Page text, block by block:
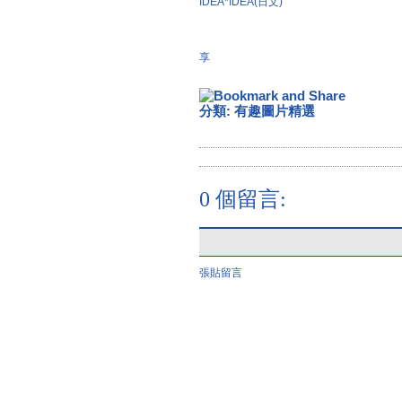
享
分類: 有趣圖片精選
0 個留言:
張貼留言